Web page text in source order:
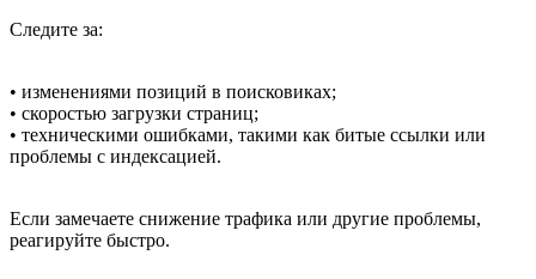
Следите за:
• изменениями позиций в поисковиках;
• скоростью загрузки страниц;
• техническими ошибками, такими как битые ссылки или
проблемы с индексацией.
Если замечаете снижение трафика или другие проблемы,
реагируйте быстро.